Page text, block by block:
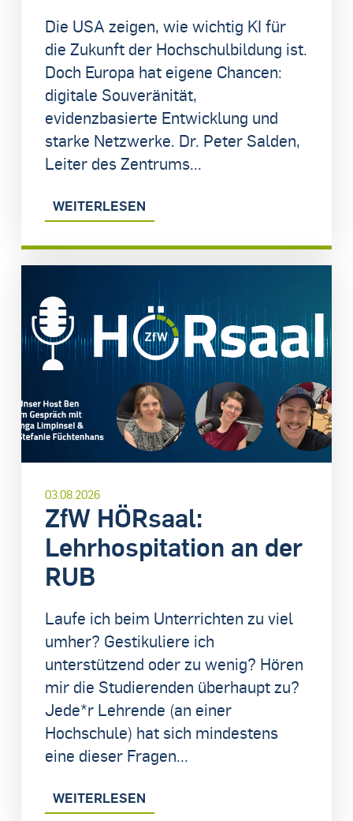
Die USA zeigen, wie wichtig KI für
die Zukunft der Hochschulbildung ist.
Doch Europa hat eigene Chancen:
digitale Souveränität,
evidenzbasierte Entwicklung und
starke Netzwerke. Dr. Peter Salden,
Leiter des Zentrums...
WEITERLESEN
03.08.2026
ZfW HÖRsaal:
Lehrhospitation an der
RUB
Laufe ich beim Unterrichten zu viel
umher? Gestikuliere ich
unterstützend oder zu wenig? Hören
mir die Studierenden überhaupt zu?
Jede*r Lehrende (an einer
Hochschule) hat sich mindestens
eine dieser Fragen...
WEITERLESEN